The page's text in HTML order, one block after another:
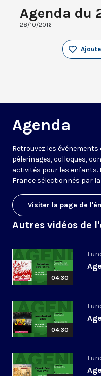
Agenda du
28/10/2016
Agenda
Retrouvez les
pèlerinages, colloques,
activités pour les enfants.
France sélectionnés par la
Visiter la page de
Autres vidéos de
04:30
04:30